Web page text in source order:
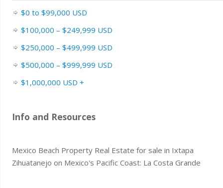
$0 to $99,000 USD
$100,000 – $249,999 USD
$250,000 – $499,999 USD
$500,000 – $999,999 USD
$1,000,000 USD +
Info and Resources
Mexico Beach Property Real Estate for sale in Ixtapa
Zihuatanejo on Mexico's Pacific Coast: La Costa Grande